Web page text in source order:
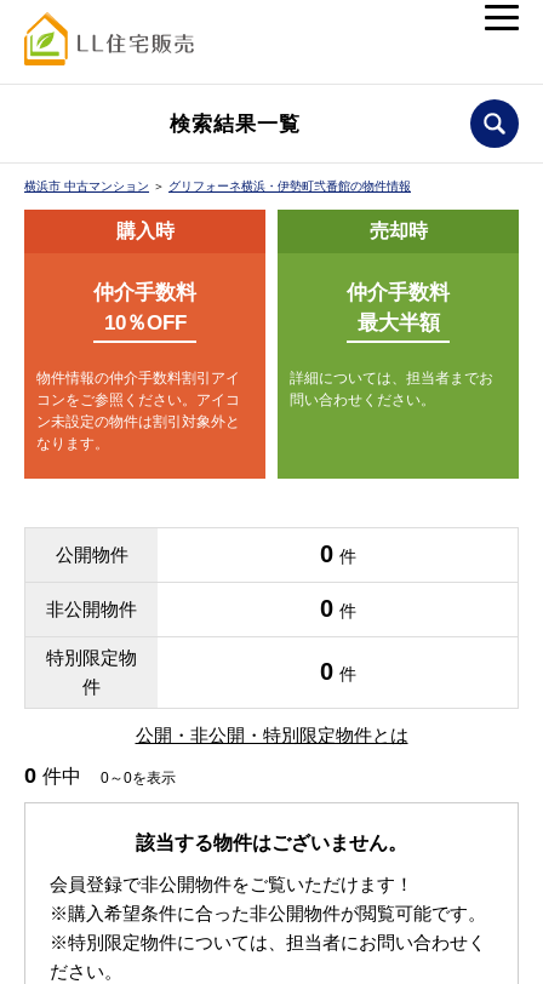
検索結果一覧
横浜市 中古マンション ＞ グリフォーネ横浜・伊勢町弐番館の物件情報
購入時
仲介手数料
10％OFF
物件情報の仲介手数料割引アイ
コンをご参照ください。 アイコ
ン未設定の物件は割引対象外と
なります。
売却時
仲介手数料
最大半額
詳細については、担当者までお
問い合わせください。
公開物件 0 件
非公開物件 0 件
特別限定物
件
0 件
公開・非公開・特別限定物件とは
0 件中 0～0を表示
該当する物件はございません。
会員登録で非公開物件をご覧いただけます！
※購入希望条件に合った非公開物件が閲覧可能です。
※特別限定物件については、担当者にお問い合わせく
ださい。